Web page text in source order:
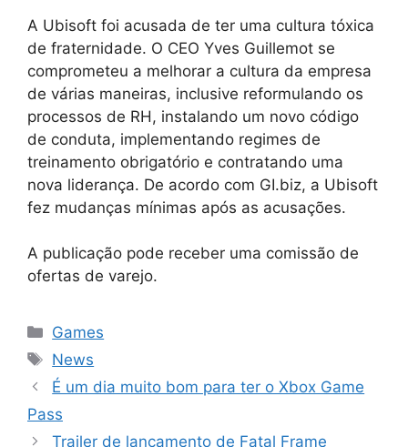
A Ubisoft foi acusada de ter uma cultura tóxica
de fraternidade. O CEO Yves Guillemot se
comprometeu a melhorar a cultura da empresa
de várias maneiras, inclusive reformulando os
processos de RH, instalando um novo código
de conduta, implementando regimes de
treinamento obrigatório e contratando uma
nova liderança. De acordo com GI.biz, a Ubisoft
fez mudanças mínimas após as acusações.
A publicação pode receber uma comissão de
ofertas de varejo.
Categorias
Games
Tags
News
É um dia muito bom para ter o Xbox Game
Pass
Trailer de lançamento de Fatal Frame